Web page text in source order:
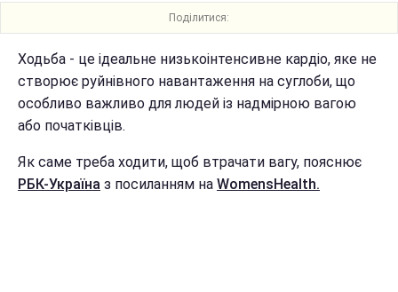
Поділитися:
Ходьба - це ідеальне низькоінтенсивне кардіо, яке не
створює руйнівного навантаження на суглоби, що
особливо важливо для людей із надмірною вагою
або початківців.
Як саме треба ходити, щоб втрачати вагу, пояснює
РБК-Україна з посиланням на WomensHealth.